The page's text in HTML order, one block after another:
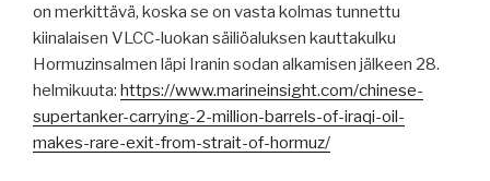
on merkittävä, koska se on vasta kolmas tunnettu
kiinalaisen VLCC-luokan säiliöaluksen kauttakulku
Hormuzinsalmen läpi Iranin sodan alkamisen jälkeen 28.
helmikuuta: https://www.marineinsight.com/chinese-
supertanker-carrying-2-million-barrels-of-iraqi-oil-
makes-rare-exit-from-strait-of-hormuz/